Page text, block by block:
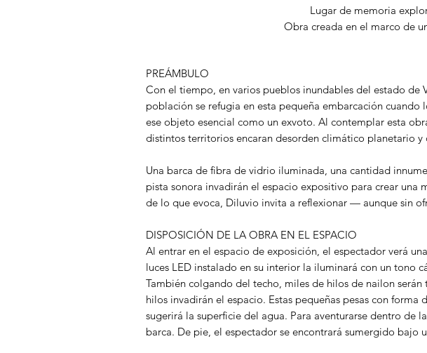
Lugar de memoria
Obra creada en el marco de
PREÁMBULO
Con el tiempo, en varios pueblos inundables del estado de
población se refugia en esta pequeña embarcación
ese objeto esencial como un exvoto. Al contemplar esta
distintos territorios encaran desorden climático planetario
Una barca de fibra de vidrio iluminada, una cantidad
pista sonora invadirán el espacio expositivo para crear
de lo que evoca, Diluvio invita a reflexionar — aunque sin
DISPOSICIÓN DE LA OBRA EN EL ESPACIO
Al entrar en el espacio de exposición, el espectador verá
luces LED instalado en su interior la iluminará con un tono
También colgando del techo, miles de hilos de nailon
hilos invadirán el espacio. Estas pequeñas pesas con
sugerirá la superficie del agua. Para aventurarse dentro
barca. De pie, el espectador se encontrará sumergido bajo